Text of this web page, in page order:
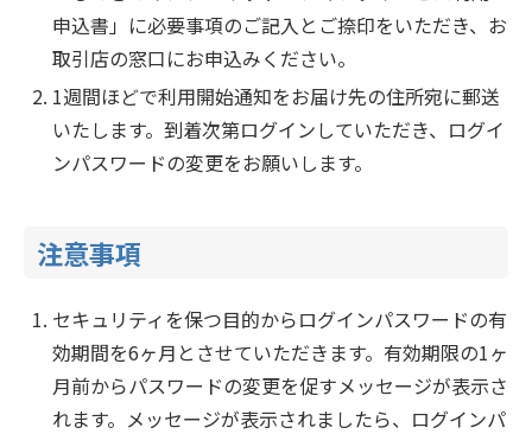
申込書」に必要事項のご記入とご捺印をいただき、お
取引店の窓口にお申込みください。
1週間ほどで利用開始通知をお届け先の住所宛に郵送
いたします。到着次第ログインしていただき、ログイ
ンパスワードの変更をお願いします。
注意事項
セキュリティを保つ目的からログインパスワードの有
効期間を6ヶ月とさせていただきます。有効期限の1ヶ
月前からパスワードの変更を促すメッセージが表示さ
れます。メッセージが表示されましたら、ログインパ